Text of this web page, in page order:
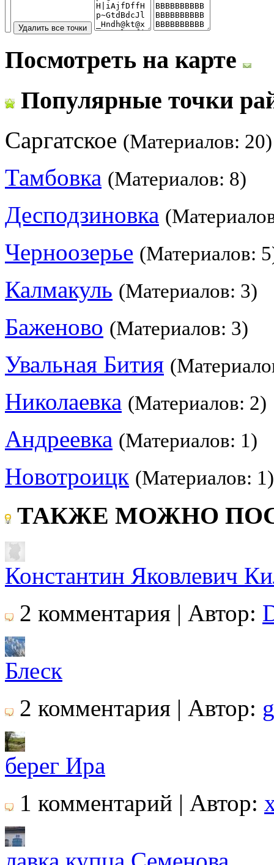
Посмотреть на карте
Популярные точки
Саргатское (Материалов: 20)
Тамбовка (Материалов: 8)
Десподзиновка
Черноозерье (Материалов:
Калмакуль (Материалов: 3)
Баженово (Материалов: 3)
Увальная Бития
Николаевка (Материалов: 2)
Андреевка (Материалов: 1)
Новотроицк (Материалов: 1)
ТАКЖЕ МОЖНО
Константин Яковлевич
2 комментария | Автор:
Блеск
2 комментария | Автор:
берег Ира
1 комментарий | Автор: